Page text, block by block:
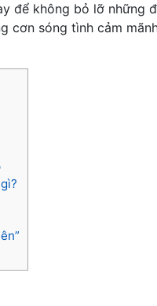
để không bỏ lỡ
cơn sóng tình cảm